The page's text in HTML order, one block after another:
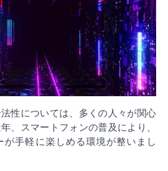
性については、多くの人々が関心
、スマートフォンの普及により、
が手軽に楽しめる環境が整いまし